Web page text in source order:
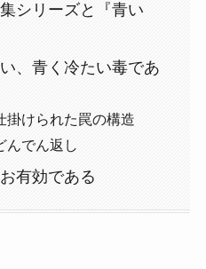
シリーズと『青い
、青く冷たい毒であ
掛けられた罠の構造
んでん返し
有効である